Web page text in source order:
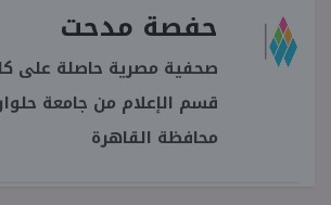
حفصة مدحت
صحفية مصرية حاصلة على
قسم الإعلام من جامعة
محافظة القاهرة